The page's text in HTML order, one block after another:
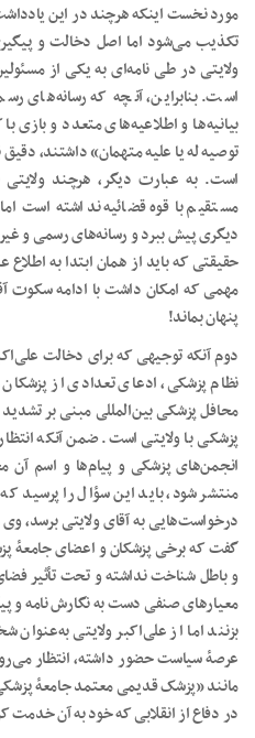
مورد نخست اینکه هرچند در این
تکذیب می‌شود اما اصل دخالت و
ولایتی در طی نامه‌ای به یکی از
است. بنابراین، آنچه که رسانه‌های
بیانیه‌ها و اطلاعیه‌های متعدد و بازی
توصیه له یا علیه متهمان» داشتند،
است. به عبارت دیگر، هرچند
مستقیم با قوه قضائیه نداشته است
دیگری پیش ببرد و رسانه‌های رسمی و
حقیقتی که باید از همان ابتدا به
مهمی که امکان داشت با ادامه سکوت
پنهان بماند!
دوم آنکه توجیهی که برای دخالت
نظام پزشکی، ادعای تعدادی از
محافل پزشکی بین‌المللی مبنی بر
پزشکی با ولایتی است. ضمن آنکه
انجمن‌های پزشکی و پیام‌ها و اسم آن
منتشر شود، باید این سؤال را پرسید
درخواست‌هایی به آقای ولایتی برسد،
گفت که برخی پزشکان و اعضای جامعۀ
و باطل شناخت نداشته و تحت تأثیر
معیارهای صنفی دست به نگارش نامه و
بزنند اما از علی‌اکبر ولایتی
عرصۀ سیاست حضور داشته، انتظار
مانند «پزشک قدیمی معتمد جامعۀ
در دفاع از انقلابی که خود به آن خدمت